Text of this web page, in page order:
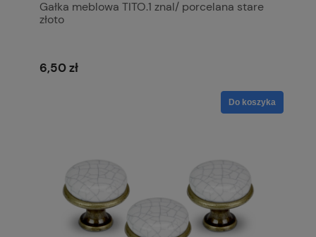
Gałka meblowa TITO.1 znal/ porcelana stare
złoto
6,50 zł
Do koszyka